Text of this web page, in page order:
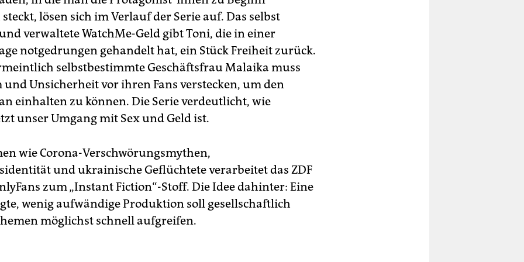
lösen sich im Verlauf der Serie auf. Das selbst
verwaltete WatchMe-Geld gibt Toni, die in einer
notgedrungen gehandelt hat, ein Stück Freiheit zurück.
selbstbestimmte Geschäftsfrau Malaika muss
und Unsicherheit vor ihren Fans verstecken, um den
einhalten zu können. Die Serie verdeutlicht, wie
unser Umgang mit Sex und Geld ist.
wie Corona-Verschwörungsmythen,
und ukrainische Geflüchtete verarbeitet das ZDF
zum „Instant Fiction“-Stoff. Die Idee dahinter: Eine
wenig aufwändige Produktion soll gesellschaftlich
möglichst schnell aufgreifen.